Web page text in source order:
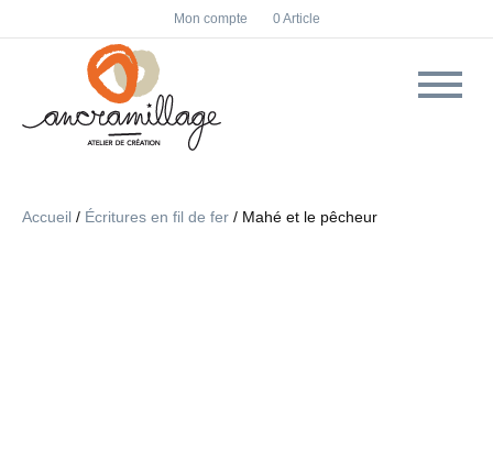
F
a
c
I
n
s
Mon compte 0 Article
Accueil / Écritures en fil de fer / Mahé et le pêcheur